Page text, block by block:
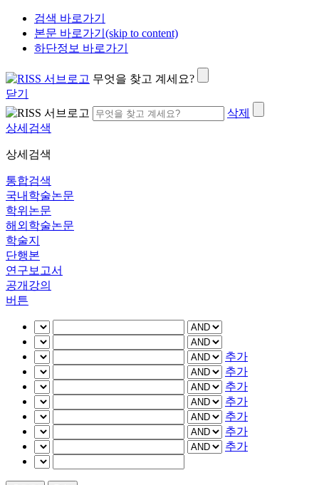
검색 바로가기
본문 바로가기(skip to content)
하단정보 바로가기
무엇을 찾고 계세요?
닫기
삭제
상세검색
상세검색
통합검색
국내학술논문
학위논문
해외학술논문
학술지
단행본
연구보고서
공개강의
버튼
추가
추가
추가
추가
추가
추가
추가